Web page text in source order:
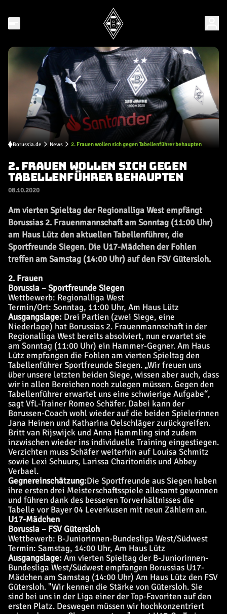
Borussia.de News 2. Frauen wollen sich gegen Tabellenführer behaupten
2. FRAUEN WOLLEN SICH GEGEN
TABELLENFÜHRER BEHAUPTEN
08.10.2020
Am vierten Spieltag der Regionalliga West empfängt
Borussias 2. Frauenmannschaft am Sonntag (11:00 Uhr)
am Haus Lütz den aktuellen Tabellenführer, die
Sportfreunde Siegen. Die U17-Mädchen der Fohlen
treffen am Samstag (14:00 Uhr) auf den FSV Gütersloh.
2. Frauen
Borussia – Sportfreunde Siegen
Wettbewerb: Regionalliga West
Termin/Ort: Sonntag, 11:00 Uhr, Am Haus Lütz
Ausgangslage: Drei Partien (zwei Siege, eine
Niederlage) hat Borussias 2. Frauenmannschaft in der
Regionalliga West bereits absolviert, nun erwartet sie
am Sonntag (11:00 Uhr) ein Hammer-Gegner. Am Haus
Lütz empfangen die Fohlen am vierten Spieltag den
Tabellenführer Sportfreunde Siegen. „Wir freuen uns
über unsere letzten beiden Siege, wissen aber auch, dass
wir in allen Bereichen noch zulegen müssen. Gegen den
Tabellenführer erwartet uns eine schwierige Aufgabe“,
sagt VfL-Trainer Romeo Schäfer. Dabei kann der
Borussen-Coach wohl wieder auf die beiden Spielerinnen
Jana Heinen und Katharina Oelschläger zurückgreifen.
Britt van Rijswijck und Anna Hammling sind zudem
inzwischen wieder ins individuelle Training eingestiegen.
Verzichten muss Schäfer weiterhin auf Louisa Schmitz
sowie Lexi Schuurs, Larissa Charitonidis und Abbey
Verbael.
Gegnereinschätzung:Die Sportfreunde aus Siegen haben
ihre ersten drei Meisterschaftsspiele allesamt gewonnen
und führen dank des besseren Torverhältnisses die
Tabelle vor Bayer 04 Leverkusen mit neun Zählern an.
U17-Mädchen
Borussia – FSV Gütersloh
Wettbewerb: B-Juniorinnen-Bundesliga West/Südwest
Termin: Samstag, 14:00 Uhr, Am Haus Lütz
Ausgangslage:Am vierten Spieltag der B-Juniorinnen-
Bundesliga West/Südwest empfangen Borussias U17-
Mädchen am Samstag (14:00 Uhr) Am Haus Lütz den FSV
Gütersloh. "Wir kennen die Stärke von Gütersloh. Sie
sind bei uns in der Liga einer der Top-Favoriten auf den
ersten Platz. Deswegen müssen wir hochkonzentriert